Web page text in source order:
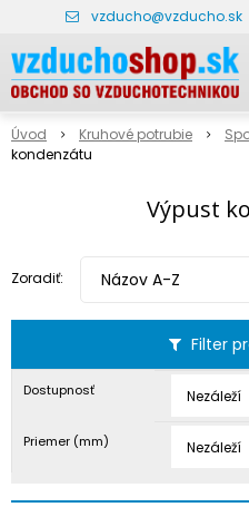
vzducho@vzducho.sk
Úvod Kruhové potrubie
kondenzátu
Výpust
Filter
Zoradiť: Názov A-Z
Dostupnosť Nezáleží
Priemer (mm) Nezáleží